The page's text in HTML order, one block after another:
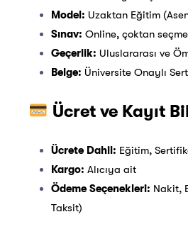
Model: Uzaktan Eğitim
Sınav: Online, çoktan
Geçerlik: Uluslararası ve
Belge: Üniversite Onaylı
Ücret ve Kayıt
Ücrete Dahil: Eğitim,
Kargo: Alıcıya ait
Ödeme Seçenekleri: Nakit,
Taksit)